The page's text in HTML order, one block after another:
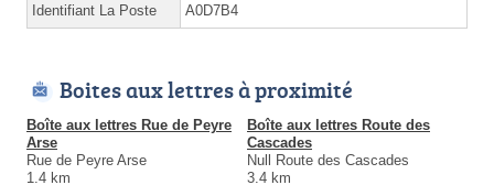
Identifiant La Poste A0D7B4
Boites aux lettres à proximité
Boîte aux lettres Rue de Peyre
Arse
Rue de Peyre Arse
1.4 km
Boîte aux lettres Route des
Cascades
Null Route des Cascades
3.4 km